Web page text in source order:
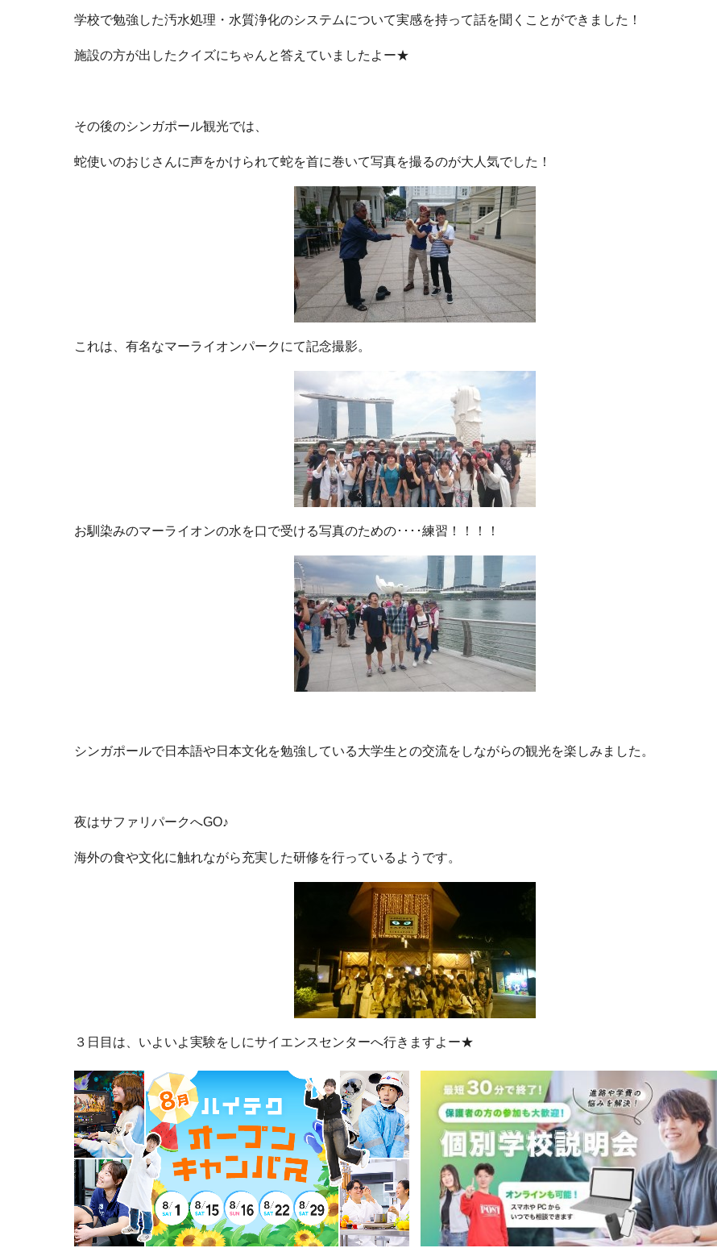
学校で勉強した汚水処理・水質浄化のシステムについて実感を持って話を聞くことができました！
施設の方が出したクイズにちゃんと答えていましたよー★
その後のシンガポール観光では、
蛇使いのおじさんに声をかけられて蛇を首に巻いて写真を撮るのが大人気でした！
これは、有名なマーライオンパークにて記念撮影。
お馴染みのマーライオンの水を口で受ける写真のための････練習！！！！
シンガポールで日本語や日本文化を勉強している大学生との交流をしながらの観光を楽しみました。
夜はサファリパークへGO♪
海外の食や文化に触れながら充実した研修を行っているようです。
３日目は、いよいよ実験をしにサイエンスセンターへ行きますよー★